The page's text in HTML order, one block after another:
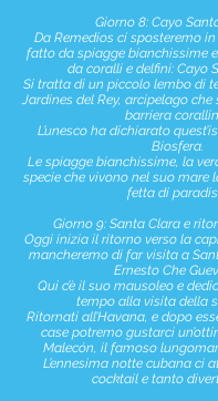
Giorno 8: Cayo
Da Remedios ci sposteremo
fatto da spiagge bianchissime
da coralli e delfini: Cayo
Si tratta di un piccolo lembo di
Jardines del Rey, arcipelago
barriera
L’unesco ha dichiarato
Biosfera.
Le spiagge bianchissime, la
specie che vivono nel suo mare
fetta di
Giorno 9: Santa Clara e
Oggi inizia il ritorno verso la
mancheremo di far visita a
Ernesto Che
Qui c’è il suo mausoleo e
tempo alla visita della
Ritornati all’Havana, e dopo
case potremo gustarci
Malecón, il famoso
L’ennesima notte cubana ci
cocktail e tanto